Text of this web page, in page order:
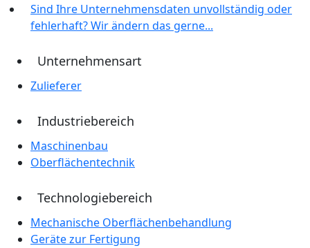
Sind Ihre Unternehmensdaten unvollständig oder
fehlerhaft? Wir ändern das gerne...
Unternehmensart
Zulieferer
Industriebereich
Maschinenbau
Oberflächentechnik
Technologiebereich
Mechanische Oberflächenbehandlung
Geräte zur Fertigung